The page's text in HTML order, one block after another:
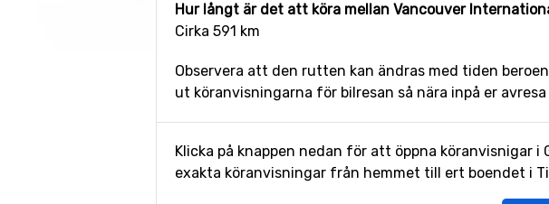
Hur långt är det att köra mellan Vancouver
Cirka 591 km
Observera att den rutten kan ändras med tiden
ut köranvisningarna för bilresan så nära inpå er
Klicka på knappen nedan för att öppna köranvisnigar
exakta köranvisningar från hemmet till ert boendet i